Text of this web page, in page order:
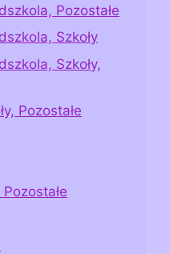
Pozostałe
Szkoły
Szkoły,
Pozostałe